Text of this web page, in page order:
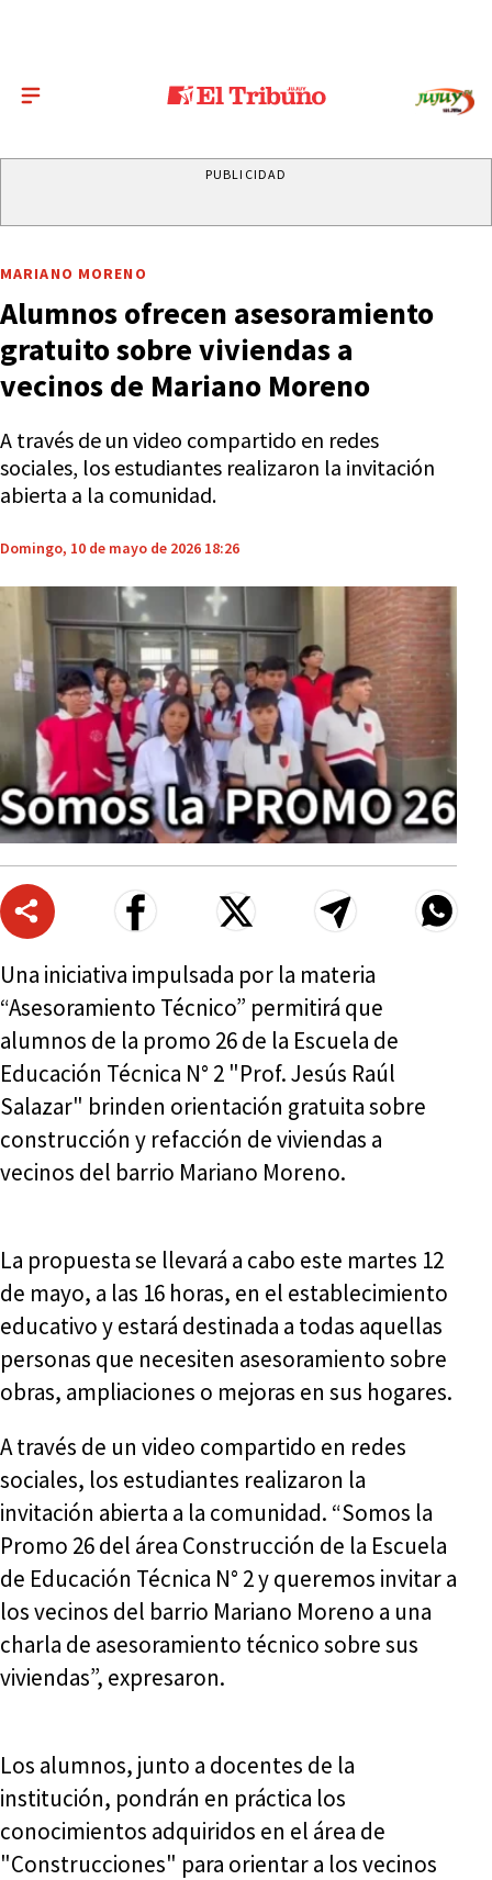
PUBLICIDAD
MARIANO MORENO
Alumnos ofrecen asesoramiento
gratuito sobre viviendas a
vecinos de Mariano Moreno
A través de un video compartido en redes
sociales, los estudiantes realizaron la invitación
abierta a la comunidad.
Domingo, 10 de mayo de 2026 18:26
Una iniciativa impulsada por la materia
“Asesoramiento Técnico” permitirá que
alumnos de la promo 26 de la Escuela de
Educación Técnica N° 2 "Prof. Jesús Raúl
Salazar" brinden orientación gratuita sobre
construcción y refacción de viviendas a
vecinos del barrio Mariano Moreno.
La propuesta se llevará a cabo este martes 12
de mayo, a las 16 horas, en el establecimiento
educativo y estará destinada a todas aquellas
personas que necesiten asesoramiento sobre
obras, ampliaciones o mejoras en sus hogares.
A través de un video compartido en redes
sociales, los estudiantes realizaron la
invitación abierta a la comunidad. “Somos la
Promo 26 del área Construcción de la Escuela
de Educación Técnica N° 2 y queremos invitar a
los vecinos del barrio Mariano Moreno a una
charla de asesoramiento técnico sobre sus
viviendas”, expresaron.
Los alumnos, junto a docentes de la
institución, pondrán en práctica los
conocimientos adquiridos en el área de
"Construcciones" para orientar a los vecinos